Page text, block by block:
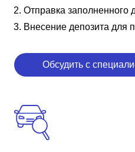
Отправка заполненного
Внесение депозита для
Обсудить с